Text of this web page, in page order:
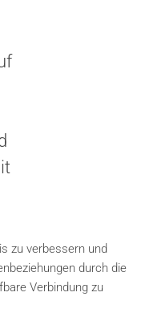
zu verbessern und
durch die
Verbindung zu